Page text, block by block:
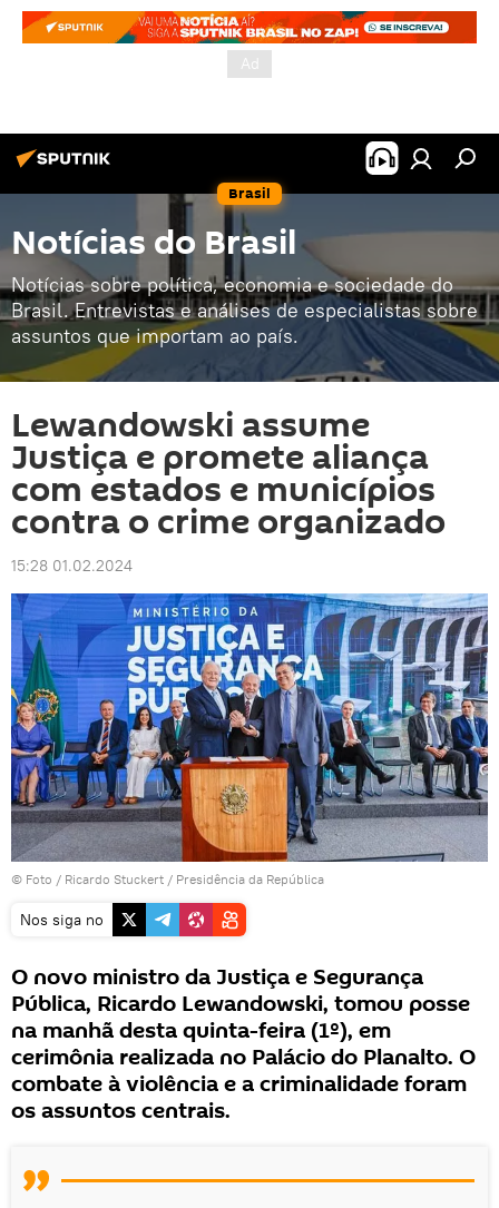
Brasil
Notícias do Brasil
Notícias sobre política, economia e sociedade do
Brasil. Entrevistas e análises de especialistas sobre
assuntos que importam ao país.
Lewandowski assume
Justiça e promete aliança
com estados e municípios
contra o crime organizado
15:28 01.02.2024
© Foto / Ricardo Stuckert / Presidência da República
Nos siga no
O novo ministro da Justiça e Segurança
Pública, Ricardo Lewandowski, tomou posse
na manhã desta quinta-feira (1º), em
cerimônia realizada no Palácio do Planalto. O
combate à violência e a criminalidade foram
os assuntos centrais.